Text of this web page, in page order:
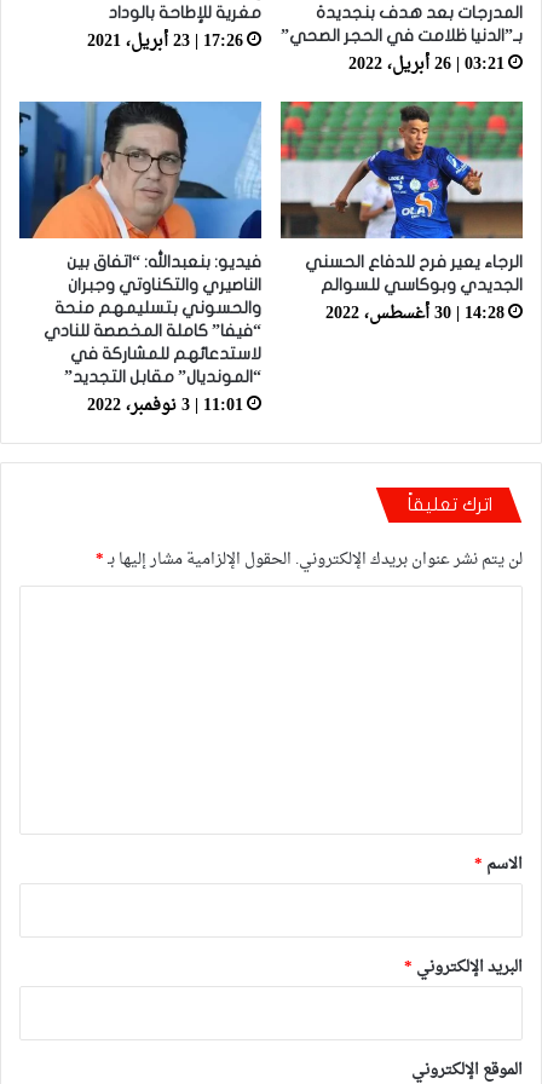
المدرجات بعد هدف بنجديدة
بـ”الدنيا ظلامت في الحجر الصحي”
03:21 | 26 أبريل، 2022
مغرية للإطاحة بالوداد
17:26 | 23 أبريل، 2021
الرجاء يعير فرح للدفاع الحسني
الجديدي وبوكاسي للسوالم
14:28 | 30 أغسطس، 2022
فيديو: بنعبدالله: “اتفاق بين
الناصيري والتكناوتي وجبران
والحسوني بتسليمهم منحة
“فيفا” كاملة المخصصة للنادي
لاستدعائهم للمشاركة في
“المونديال” مقابل التجديد”
11:01 | 3 نوفمبر، 2022
اترك تعليقاً
لن يتم نشر عنوان بريدك الإلكتروني. الحقول الإلزامية مشار إليها بـ*
*
الاسم *
البريد الإلكتروني *
الموقع الإلكتروني